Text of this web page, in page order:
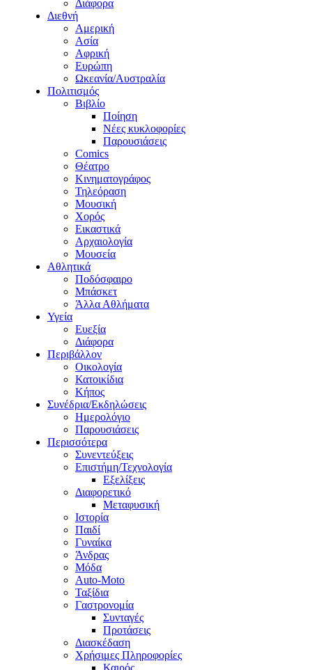
Διάφορα
Διεθνή
Αμερική
Ασία
Αφρική
Ευρώπη
Ωκεανία/Αυστραλία
Πολιτισμός
Βιβλίο
Ποίηση
Νέες κυκλοφορίες
Παρουσιάσεις
Comics
Θέατρο
Κινηματογράφος
Τηλεόραση
Μουσική
Χορός
Εικαστικά
Αρχαιολογία
Μουσεία
Αθλητικά
Ποδόσφαιρο
Μπάσκετ
Άλλα Αθλήματα
Υγεία
Ευεξία
Διάφορα
Περιβάλλον
Οικολογία
Κατοικίδια
Κήπος
Συνέδρια/Εκδηλώσεις
Ημερολόγιο
Παρουσιάσεις
Περισσότερα
Συνεντεύξεις
Επιστήμη/Τεχνολογία
Εξελίξεις
Διαφορετικό
Μεταφυσική
Ιστορία
Παιδί
Γυναίκα
Άνδρας
Μόδα
Auto-Moto
Ταξίδια
Γαστρονομία
Συνταγές
Προτάσεις
Διασκέδαση
Χρήσιμες Πληροφορίες
Καιρός